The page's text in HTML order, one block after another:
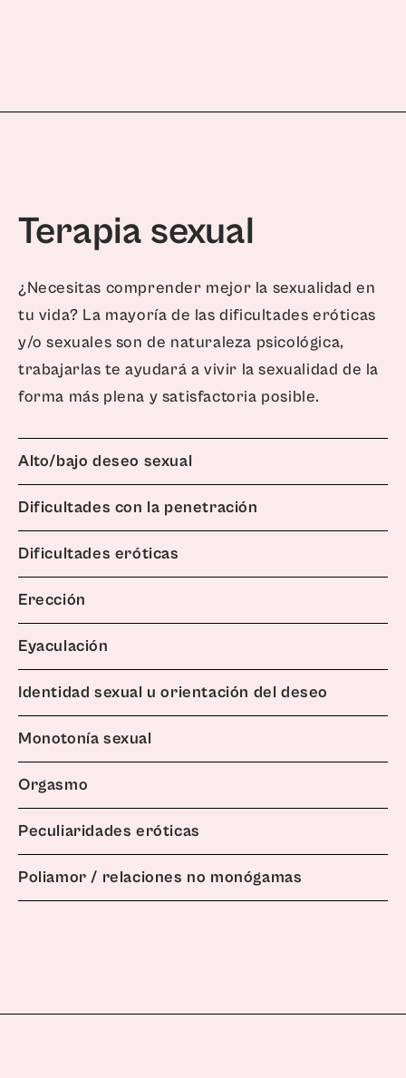
Terapia sexual
¿Necesitas comprender mejor la sexualidad en
tu vida? La mayoría de las dificultades eróticas
y/o sexuales son de naturaleza psicológica,
trabajarlas te ayudará a vivir la sexualidad de la
forma más plena y satisfactoria posible.
Alto/bajo deseo sexual
Dificultades con la penetración
Dificultades eróticas
Erección
Eyaculación
Identidad sexual u orientación del deseo
Monotonía sexual
Orgasmo
Peculiaridades eróticas
Poliamor / relaciones no monógamas